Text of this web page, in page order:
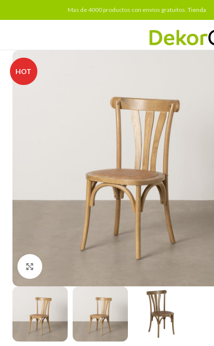
Mas de 4000 productos con envíos gratuitos. Tienda
HOT
Click to enlarge